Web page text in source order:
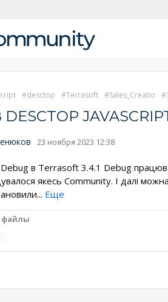
desctop Terrasoft Sales_Creatio
23 ноября 2023 12:38
в Terrasoft 3.4.1 Debug
якесь Community. І далі
... Еще
файлы